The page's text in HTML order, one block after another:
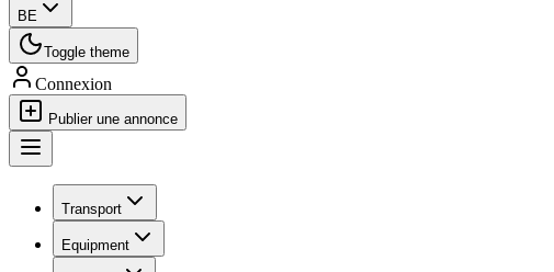
BE
Toggle theme
Connexion
Publier une annonce
Transport
Equipment